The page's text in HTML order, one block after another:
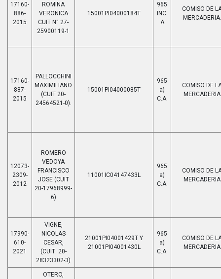
17160-
886-
2015
ROMINA
VERONICA
CUIT N° 27-
25900119-1
15001PI04000184T
965
INC.
A
COMISO DE
MERCADERIA.
17160-
887-
2015
PALLOCCHINI
MAXIMILIANO
(CUIT 20-
24564521-0).
15001PI04000085T
965
a)
C.A.
COMISO DE
MERCADERIA
12073-
2309-
2012
ROMERO
VEDOYA
FRANCISCO
JOSE (CUIT
20-17968999-
6)
11001IC04147433L
965
a)
C.A.
COMISO DE
MERCADERIA
17990-
610-
2021
VIGNE,
NICOLAS
CESAR,
(CUIT: 20-
28323302-3)
21001PI04001429T Y
21001PI04001430L
965
a)
C.A.
COMISO DE
MERCADERIA
OTERO,